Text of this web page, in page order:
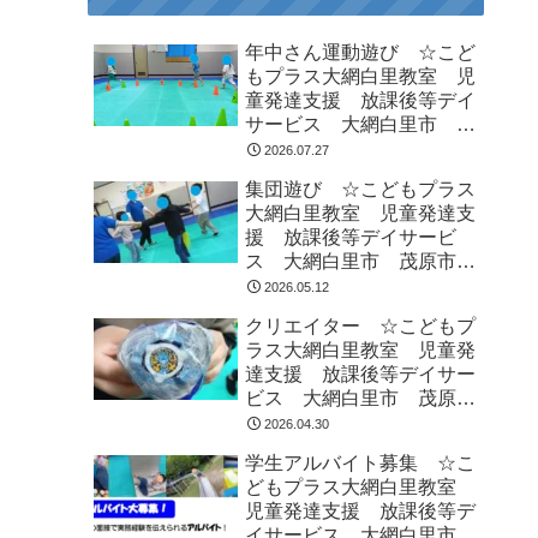
年中さん運動遊び ☆こど
もプラス大網白里教室 児
童発達支援 放課後等デイ
サービス 大網白里市 茂
原市 白子町
2026.07.27
集団遊び ☆こどもプラス
大網白里教室 児童発達支
援 放課後等デイサービ
ス 大網白里市 茂原市
白子町
2026.05.12
クリエイター ☆こどもプ
ラス大網白里教室 児童発
達支援 放課後等デイサー
ビス 大網白里市 茂原
市 白子町
2026.04.30
学生アルバイト募集 ☆こ
どもプラス大網白里教室
児童発達支援 放課後等デ